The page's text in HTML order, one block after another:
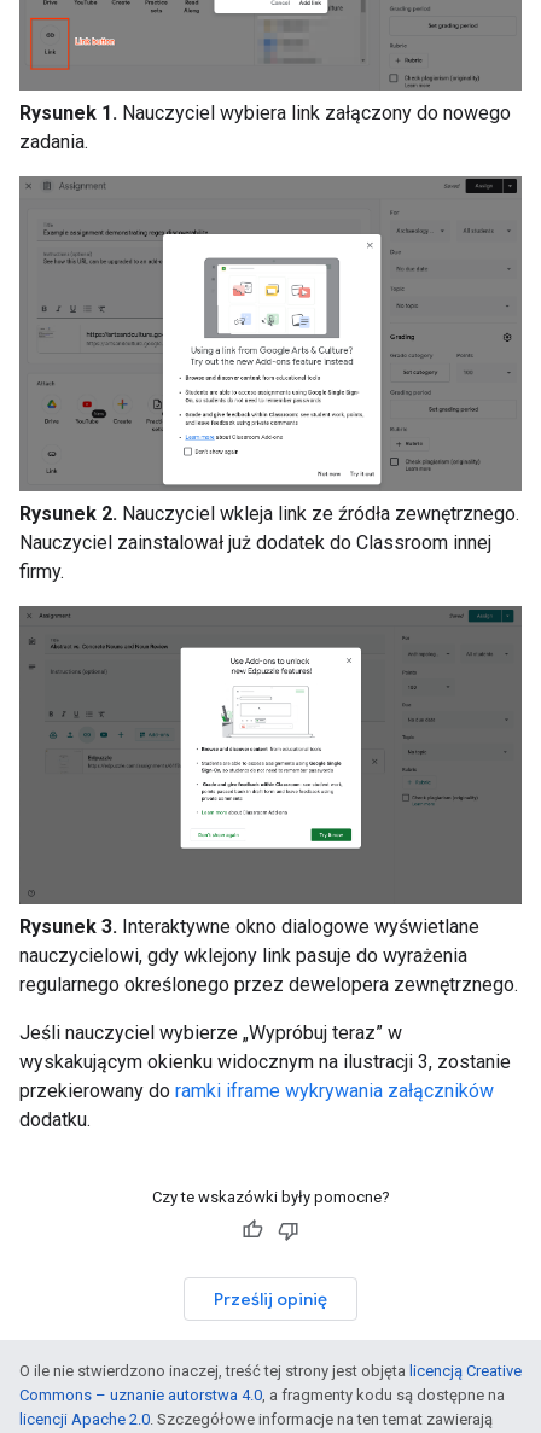
Rysunek 1. Nauczyciel wybiera link załączony do nowego
zadania.
Rysunek 2. Nauczyciel wkleja link ze źródła zewnętrznego.
Nauczyciel zainstalował już dodatek do Classroom innej
firmy.
Rysunek 3. Interaktywne okno dialogowe wyświetlane
nauczycielowi, gdy wklejony link pasuje do wyrażenia
regularnego określonego przez dewelopera zewnętrznego.
Jeśli nauczyciel wybierze „Wypróbuj teraz” w
wyskakującym okienku widocznym na ilustracji 3, zostanie
przekierowany do ramki iframe wykrywania załączników
dodatku.
Czy te wskazówki były pomocne?
Prześlij opinię
O ile nie stwierdzono inaczej, treść tej strony jest objęta licencją Creative
Commons – uznanie autorstwa 4.0, a fragmenty kodu są dostępne na
licencji Apache 2.0. Szczegółowe informacje na ten temat zawierają